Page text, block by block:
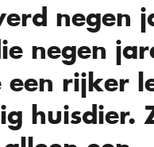
negen
negen
een rijker
huisdier.